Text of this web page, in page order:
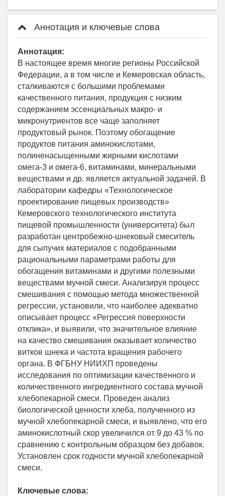
Аннотация и ключевые слова
Аннотация:
В настоящее время многие регионы Российской
Федерации, а в том числе и Кемеровская область,
сталкиваются с большими проблемами
качественного питания, продукция с низким
содержанием эссенциальных макро- и
микронутриентов все чаще заполняет
продуктовый рынок. Поэтому обогащение
продуктов питания аминокислотами,
полиненасыщенными жирными кислотами
омега-3 и омега-6, витаминами, минеральными
веществами и др. является актуальной задачей. В
лаборатории кафедры «Технологическое
проектирование пищевых производств»
Кемеровского технологического института
пищевой промышленности (университета) был
разработан центробежно-шнековый смеситель
для сыпучих материалов с подобранными
рациональными параметрами работы для
обогащения витаминами и другими полезными
веществами мучной смеси. Анализируя процесс
смешивания с помощью метода множественной
регрессии, установили, что наиболее адекватно
описывает процесс «Регрессия поверхности
отклика», и выявили, что значительное влияние
на качество смешивания оказывает количество
витков шнека и частота вращения рабочего
органа. В ФГБНУ НИИХП проведены
исследования по оптимизации качественного и
количественного ингредиентного состава мучной
хлебопекарной смеси. Проведен анализ
биологической ценности хлеба, полученного из
мучной хлебопекарной смеси, и выявлено, что его
аминокислотный скор увеличился от 9 до 43 % по
сравнению с контрольным образцом без добавок.
Установлен срок годности мучной хлебопекарной
смеси.
Ключевые слова: